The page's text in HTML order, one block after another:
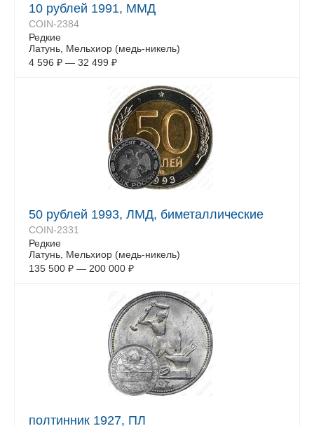
10 рублей 1991, ММД
COIN-2384
Редкие
Латунь, Мельхиор (медь-никель)
4 596 ₽ — 32 499 ₽
50 рублей 1993, ЛМД, биметаллические
COIN-2331
Редкие
Латунь, Мельхиор (медь-никель)
135 500 ₽ — 200 000 ₽
полтинник 1927, ПЛ